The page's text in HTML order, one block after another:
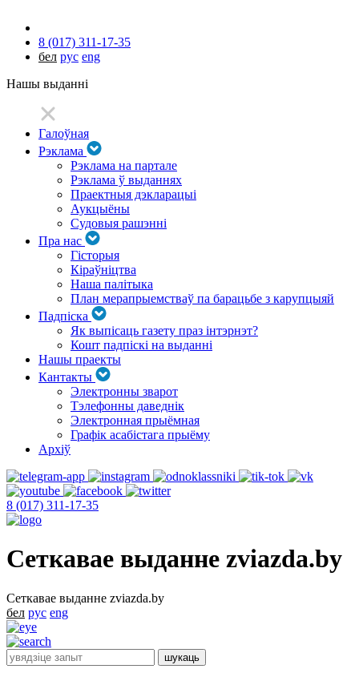
8 (017) 311-17-35
бел рус eng
Нашы выданні
Галоўная
Рэклама
Рэклама на партале
Рэклама ў выданнях
Праектныя дэкларацыі
Аукцыёны
Судовыя рашэнні
Пра нас
Гісторыя
Кіраўніцтва
Наша палітыка
План мерапрыемстваў па барацьбе з карупцыяй
Падпіска
Як выпісаць газету праз інтэрнэт?
Кошт падпіскі на выданні
Нашы праекты
Кантакты
Электронны зварот
Тэлефонны даведнік
Электронная прыёмная
Графік асабістага прыёму
Архіў
8 (017) 311-17-35
Сеткавае выданне zviazda.by
Сеткавае выданне zviazda.by
бел рус eng